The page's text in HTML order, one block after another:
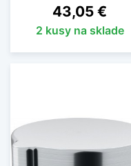
Cena
43,05 €
2 kusy na sklade